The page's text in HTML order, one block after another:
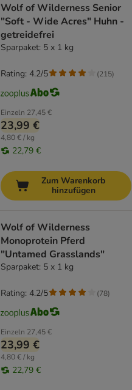
Wolf of Wilderness Senior
"Soft - Wide Acres" Huhn -
getreidefrei
Sparpaket: 5 x 1 kg
Einzeln 27,45 €
23,99 €
4,80 € / kg
22,79 €
Rating: 4.2/5 (215)
Zum Warenkorb
hinzufügen
Wolf of Wilderness
Monoprotein Pferd
"Untamed Grasslands"
Sparpaket: 5 x 1 kg
Einzeln 27,45 €
23,99 €
4,80 € / kg
22,79 €
Rating: 4.2/5 (78)